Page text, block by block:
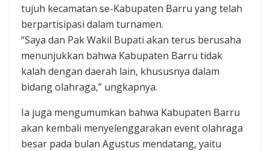
tujuh kecamatan se-Kabupaten Barru yang telah
berpartisipasi dalam turnamen.
“Saya dan Pak Wakil Bupati akan terus berusaha
menunjukkan bahwa Kabupaten Barru tidak
kalah dengan daerah lain, khususnya dalam
bidang olahraga,” ungkapnya.
Ia juga mengumumkan bahwa Kabupaten Barru
akan kembali menyelenggarakan event olahraga
besar pada bulan Agustus mendatang, yaitu